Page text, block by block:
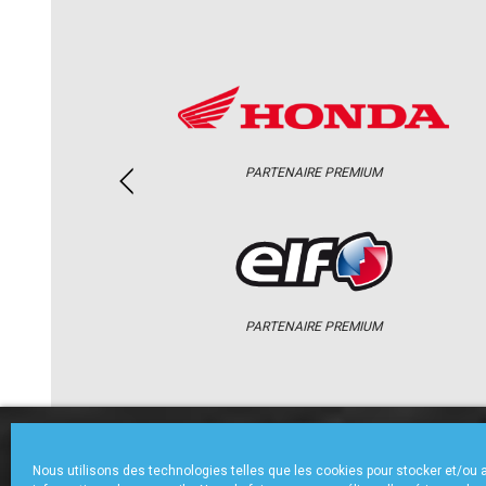
Nous utilisons des technologies telles que les cookies pour stocker et/ou
PARTENAIRE PREMIUM
PARTENAIRE PREMIUM
ACCUEIL CHAMPIONNAT